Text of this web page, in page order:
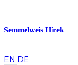
Semmelweis Hírek
EN DE